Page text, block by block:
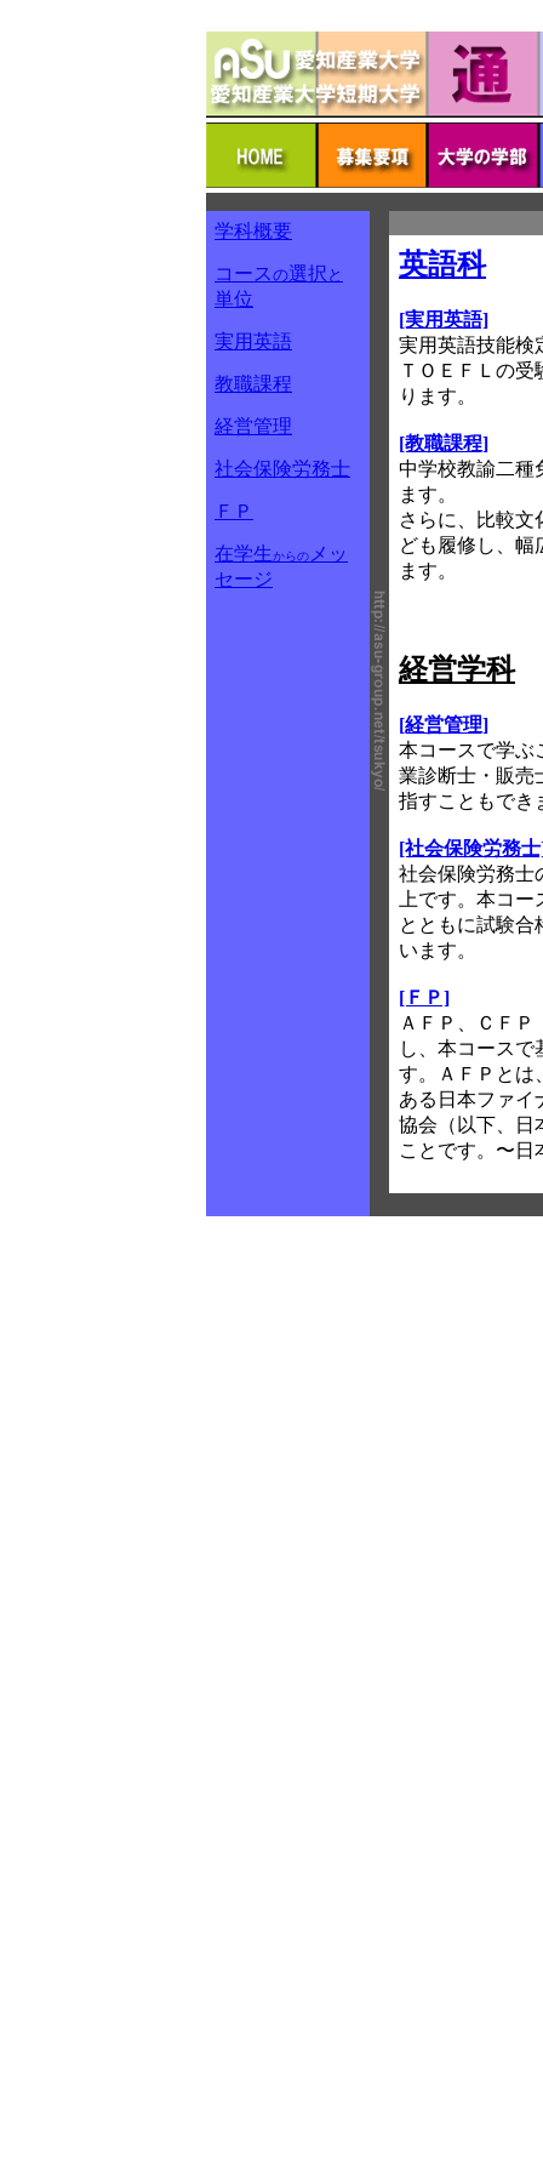
学科概要
コース の選択 と
単位
実用英語
教職課程
経営管理
社会保険労務士
ＦＰ
在学生 からの メッ
セージ
英語科
[実用英語]
実用英語技能検
ＴＯＥＦＬの
ります。
[教職課程]
中学校教諭二種
ます。
さらに、比較文
ども履修し、幅
ます。
経営学科
[経営管理]
本コースで学ぶ
業診断士・販売
指すこともでき
[社会保険労務
社会保険労務士
上です。本コ
とともに試験合
います。
[ＦＰ]
ＡＦＰ、ＣＦ
し、本コース
す。ＡＦＰとは
ある日本ファイ
協会（以下、日
ことです。〜日